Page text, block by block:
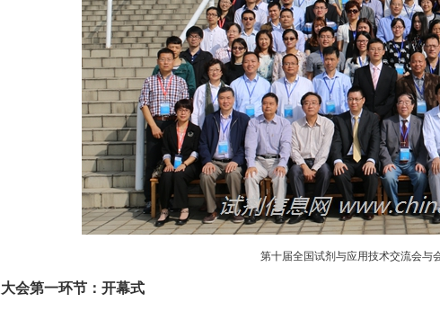
第十届全国试剂与应用技术交流会与
大会第一环节：开幕式